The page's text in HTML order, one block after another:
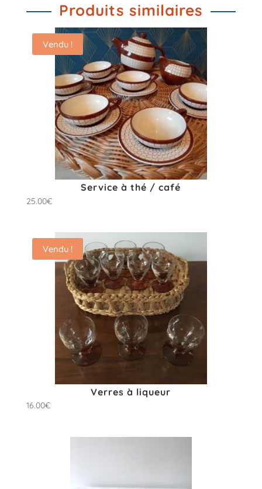
Produits similaires
Service à thé / café
25.00€
Vendu !
Verres à liqueur
16.00€
Vendu !